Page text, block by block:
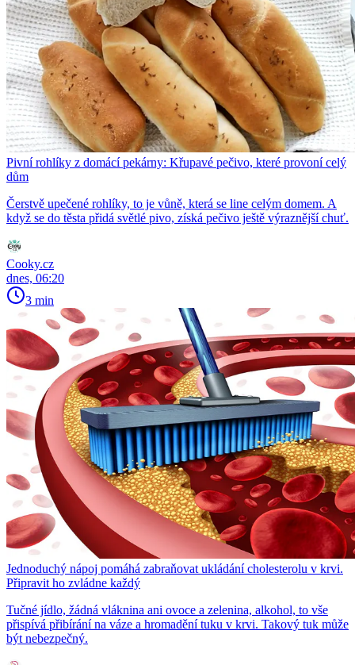
Pivní rohlíky z domácí pekárny: Křupavé pečivo, které provoní celý
dům
Čerstvě upečené rohlíky, to je vůně, která se line celým domem. A
když se do těsta přidá světlé pivo, získá pečivo ještě výraznější chuť.
Cooky.cz
dnes, 06:20
3 min
Jednoduchý nápoj pomáhá zabraňovat ukládání cholesterolu v krvi.
Připravit ho zvládne každý
Tučné jídlo, žádná vláknina ani ovoce a zelenina, alkohol, to vše
přispívá přibírání na váze a hromadění tuku v krvi. Takový tuk může
být nebezpečný.